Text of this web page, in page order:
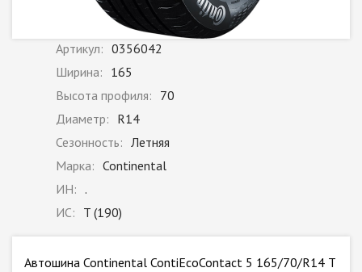
Артикул: 0356042
Ширина: 165
Высота профиля: 70
Диаметр: R14
Сезонность: Летняя
Марка: Continental
ИН: .
ИС: T (190)
Автошина Continental ContiEcoContact 5 165/70/R14 T